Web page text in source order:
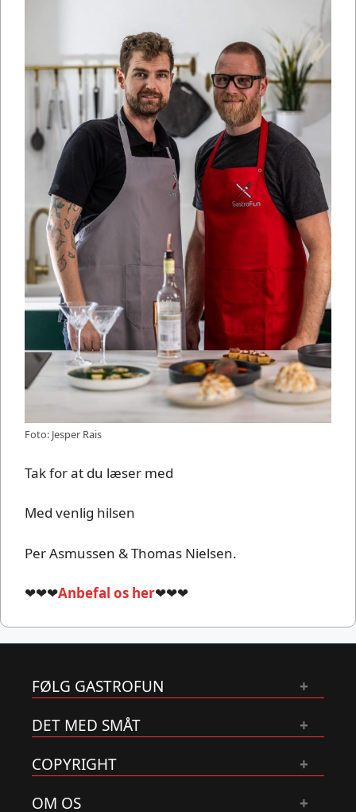
Foto: Jesper Rais
Tak for at du læser med
Med venlig hilsen
Per Asmussen & Thomas Nielsen.
❤❤❤Anbefal os her❤❤❤
FØLG GASTROFUN
DET MED SMÅT
COPYRIGHT
OM OS